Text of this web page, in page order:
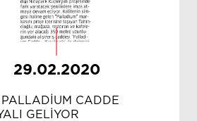
29.02.2020
CADDE
GELİYOR